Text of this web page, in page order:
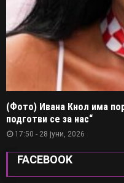
(Фото) Ивана Кнол има
подготви се за нас“
17:50 - 28 јуни, 2026
FACEBOOK